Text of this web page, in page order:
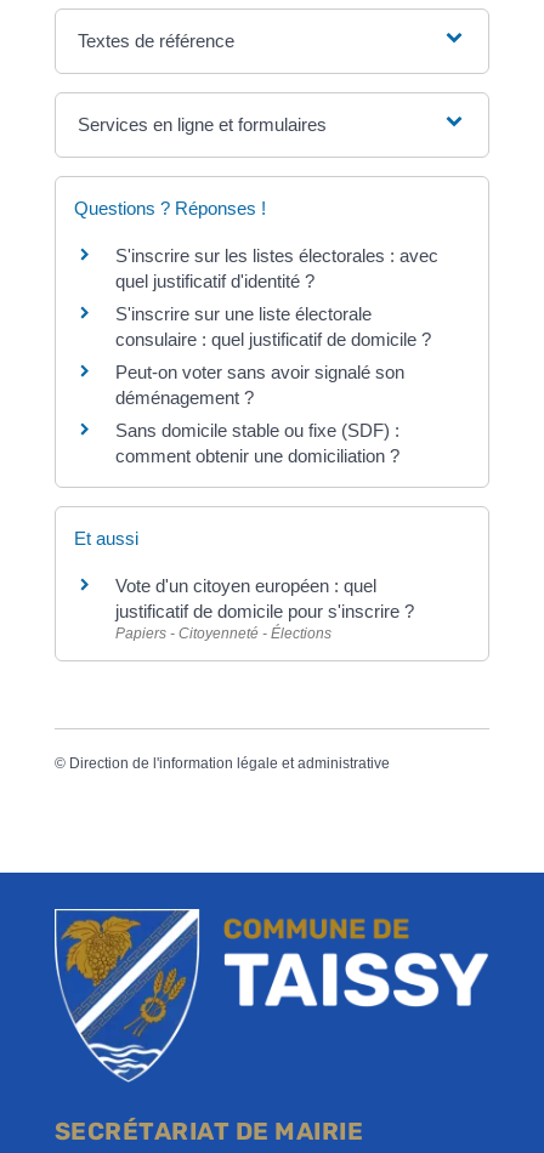
Textes de référence
Services en ligne et formulaires
Questions ? Réponses !
S'inscrire sur les listes électorales : avec
quel justificatif d'identité ?
S'inscrire sur une liste électorale
consulaire : quel justificatif de domicile ?
Peut-on voter sans avoir signalé son
déménagement ?
Sans domicile stable ou fixe (SDF) :
comment obtenir une domiciliation ?
Et aussi
Vote d'un citoyen européen : quel
justificatif de domicile pour s'inscrire ?
Papiers - Citoyenneté - Élections
© Direction de l'information légale et administrative
SECRÉTARIAT DE MAIRIE